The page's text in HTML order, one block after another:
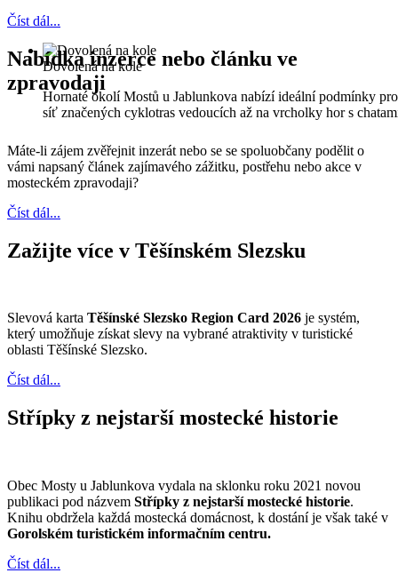
Dovolená na kole
Hornaté okolí Mostů u Jablunkova nabízí ideální podmínky
síť značených cyklotras vedoucích až na vrcholky hor s
Číst dál...
Nabídka inzerce nebo článku ve
zpravodaji
Máte-li zájem zvěřejnit inzerát nebo se se spoluobčany podělit o
vámi napsaný článek zajímavého zážitku, postřehu nebo akce v
mosteckém zpravodaji?
Číst dál...
Zažijte více v Těšínském Slezsku
Slevová karta Těšínské Slezsko Region Card 2026 je systém,
který umožňuje získat slevy na vybrané atraktivity v turistické
oblasti Těšínské Slezsko.
Číst dál...
Střípky z nejstarší mostecké historie
Obec Mosty u Jablunkova vydala na sklonku roku 2021 novou
publikaci pod názvem Střípky z nejstarší mostecké historie.
Knihu obdržela každá mostecká domácnost, k dostání je však také v
Gorolském turistickém informačním centru.
Číst dál...